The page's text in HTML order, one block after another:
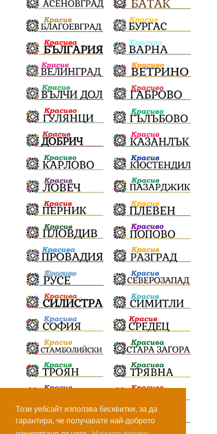
Този уебсайт използва бисквитки, за да
гарантира, че получавате най-доброто
Отговорност БългарскиДух ОбщинскиСъвет
Полиграф ДетекторНаЛъжата МВР
ОбезпечителниМерки МестнаВласт Котел
СИК Ружица РайнаКнягиня
ВеселинОрешков Шофьори
НационаленШампион ОрлинОрлиновЕнчев
ВСС СъдебнаРеформа Шантаж
ПолитическиНатиск ЗаплахаЗаАрест
ПартияВеличие ЕкатеринаДафовска Тракия
ПТП Сливен КварталРечица Данъци
ПътнаИнфраструктура Асфалт
БрашноСтоименов ИстинскиХляб
БългарскоКачество Запис
ПолитическоЗадкулисие Микродрон
КомарДрон КитайскаТехнология
ВоенниТехнологии Наркотици
Демерджиев
НеНаНаркотиците РодителиГоворете